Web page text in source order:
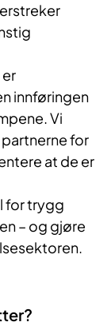
innføringen
Vi
for
at de er
for trygg
– og gjøre